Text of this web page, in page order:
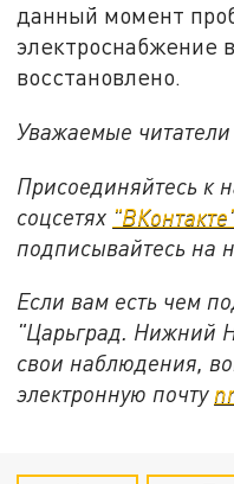
данный момент
электроснабжение
восстановлено.
Уважаемые
Присоединяйтесь к
соцсетях
подписывайтесь на
Если вам есть чем
"Царьград. Нижний
свои наблюдения,
электронную почту